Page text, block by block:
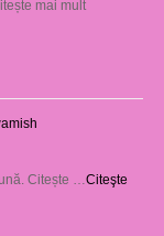
mai mult
Citește … Citeşte